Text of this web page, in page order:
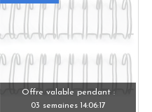
Offre valable pendant :
03 semaines 14:06:15